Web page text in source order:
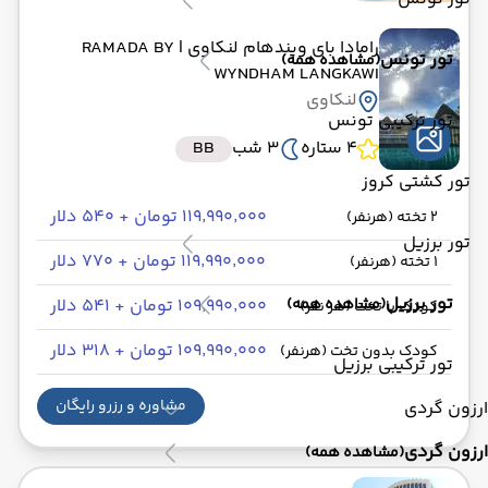
تور تونس(مشاهده همه)
تور ترکیبی تونس
تور کشتی کروز
تور برزیل
تور برزیل(مشاهده همه)
تور ترکیبی برزیل
ارزون گردی
ارزون گردی(مشاهده همه)
رامادا بای ویندهام لنکاوی | RAMADA BY
WYNDHAM LANGKAWI
لنکاوی
4 ستاره
3 شب BB
2 تخته (هرنفر) ۱۱۹٬۹۹۰٬۰۰۰ تومان + ۵۴۰ دلار
1 تخته (هرنفر) ۱۱۹٬۹۹۰٬۰۰۰ تومان + ۷۷۰ دلار
کودک با تخت (هر نفر) ۱۰۹٬۹۹۰٬۰۰۰ تومان + ۵۴۱ دلار
کودک بدون تخت (هرنفر) ۱۰۹٬۹۹۰٬۰۰۰ تومان + ۳۱۸ دلار
مشاوره و رزرو رایگان